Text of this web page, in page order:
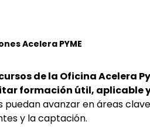
Acelera PYME
de la Oficina Acelera
formación útil, aplicable
puedan avanzar en áreas
y la captación.